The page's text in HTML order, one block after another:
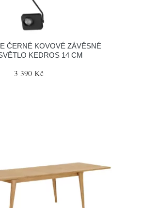
ČERNÉ KOVOVÉ ZÁVĚSNÉ
KEDROS 14 CM
3 390 Kč